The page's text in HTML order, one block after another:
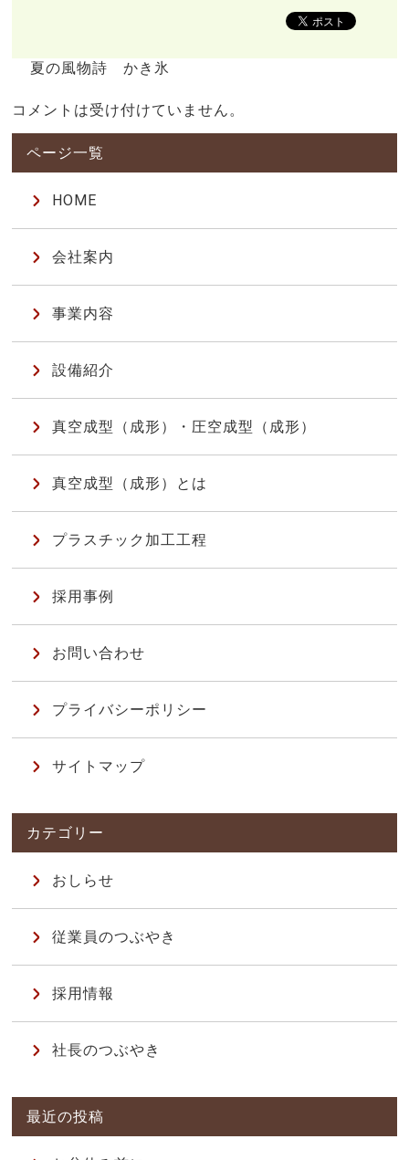
夏の風物詩 かき氷
コメントは受け付けていません。
HOME
会社案内
事業内容
設備紹介
真空成型（成形）・圧空成型（成形）
真空成型（成形）とは
プラスチック加工工程
採用事例
お問い合わせ
プライバシーポリシー
サイトマップ
おしらせ
従業員のつぶやき
採用情報
社長のつぶやき